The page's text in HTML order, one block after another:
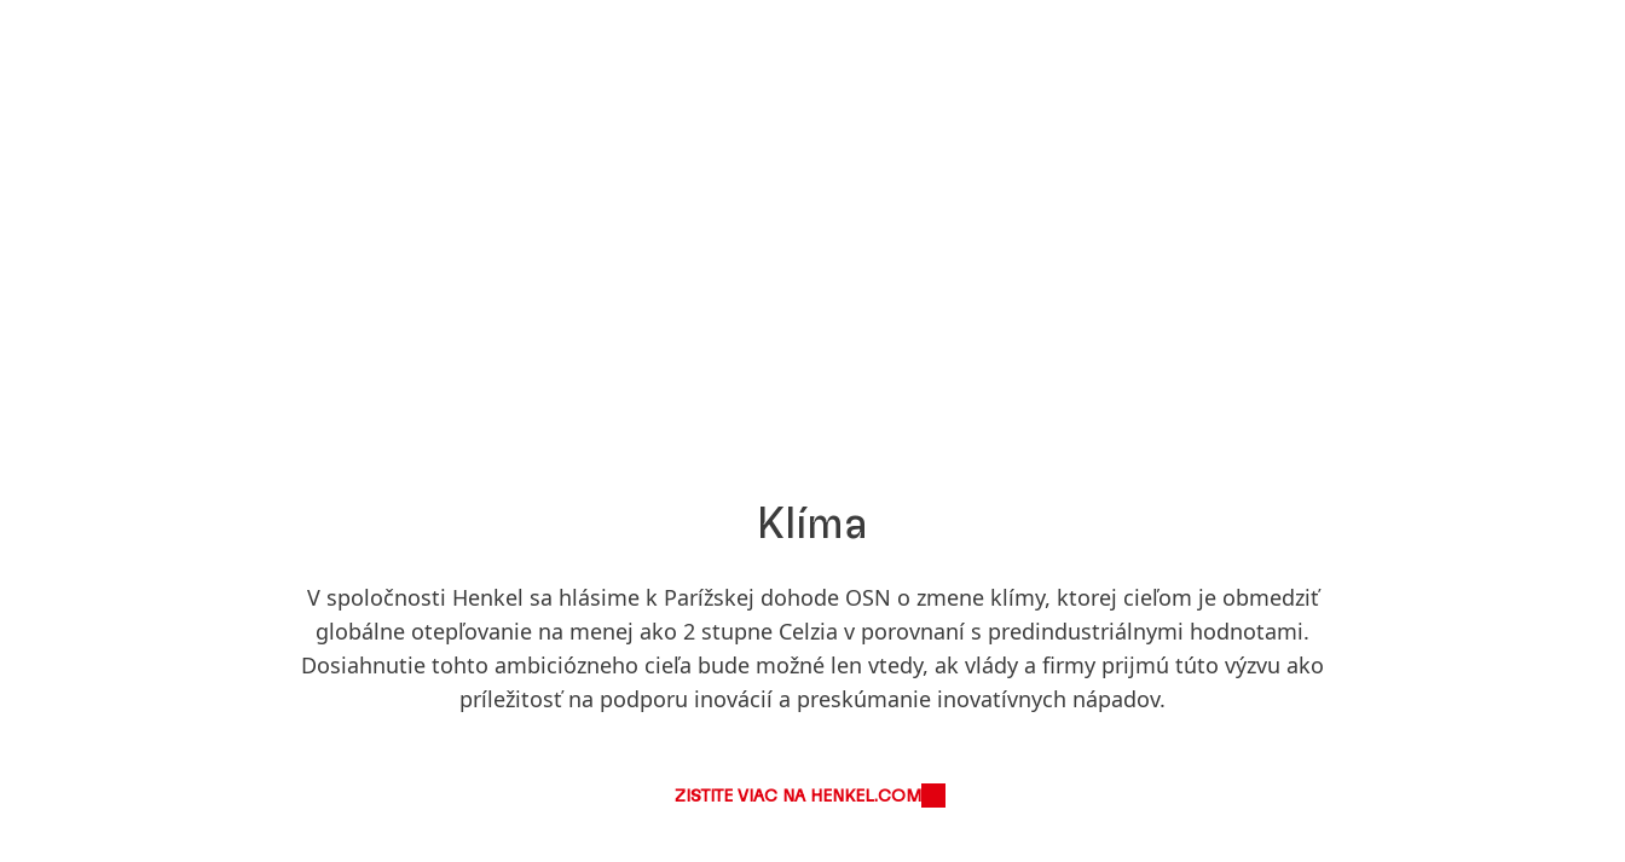
Klíma
V spoločnosti Henkel sa hlásime k Parížskej dohode OSN o zmene klímy, ktorej cieľom je obmedziť
globálne otepľovanie na menej ako 2 stupne Celzia v porovnaní s predindustriálnymi hodnotami.
Dosiahnutie tohto ambiciózneho cieľa bude možné len vtedy, ak vlády a firmy prijmú túto výzvu ako
príležitosť na podporu inovácií a preskúmanie inovatívnych nápadov.
ZISTITE VIAC NA HENKEL.COM